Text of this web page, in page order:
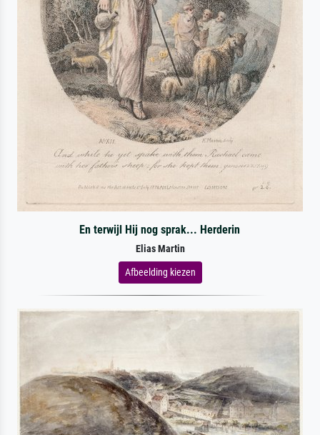
En terwijl Hij nog sprak... Herderin
Elias Martin
Afbeelding kiezen